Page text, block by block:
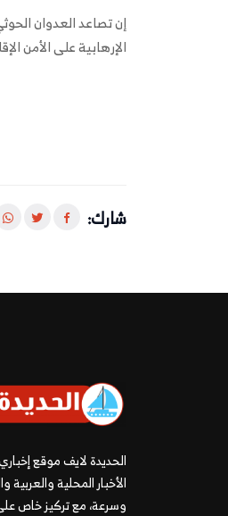
إن تصاعد العدوان
الإرهابية على الأمن
شارك:
الحديدة لايف موقع
الأخبار المحلية والعربية
وسرعة، مع تركيز خاص